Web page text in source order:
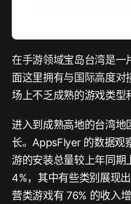
在手游领域宝岛台湾是一
面这里拥有与国际高度
场上不乏成熟的游戏类型
进入到成熟高地的台湾地
长。AppsFlyer 的数据观
游的安装总量较上年同期
4%，其中有些类别展现
营类游戏有 76% 的收入增